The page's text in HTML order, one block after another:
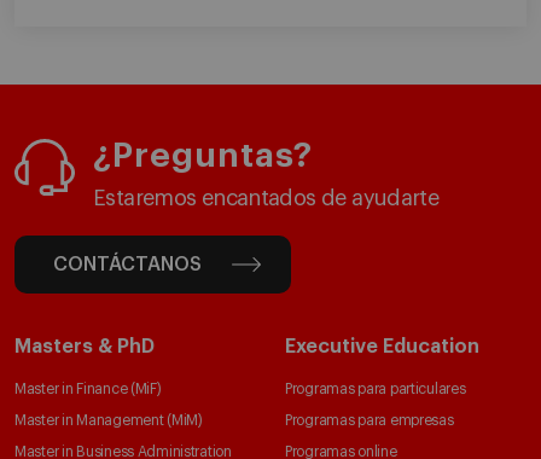
¿Preguntas?
Estaremos encantados de ayudarte
CONTÁCTANOS
Masters & PhD
Master in Finance (MiF)
Master in Management (MiM)
Master in Business Administration
Executive Education
Programas para particulares
Programas para empresas
Programas online